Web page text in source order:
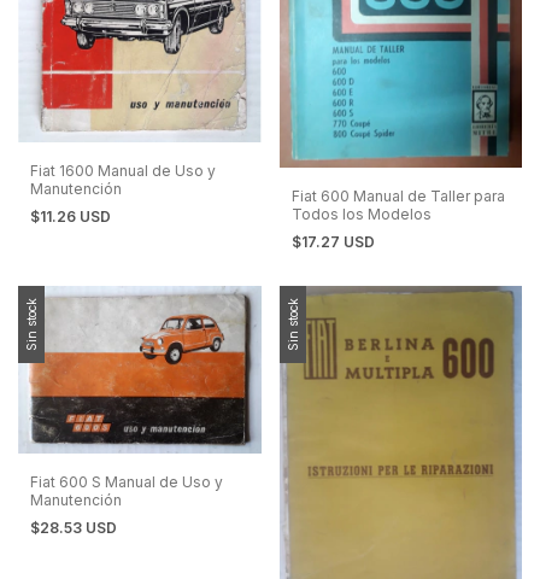
Fiat 1600 Manual de Uso y
Manutención
$11.26 USD
Fiat 600 Manual de Taller para
Todos los Modelos
$17.27 USD
Sin stock
Fiat 600 S Manual de Uso y
Manutención
$28.53 USD
Sin stock